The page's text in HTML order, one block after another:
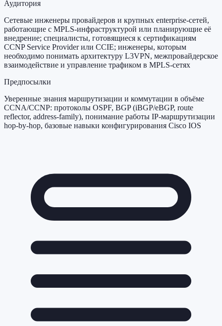
Аудитория
Сетевые инженеры провайдеров и крупных enterprise-сетей,
работающие с MPLS-инфраструктурой или планирующие её
внедрение; специалисты, готовящиеся к сертификациям
CCNP Service Provider или CCIE; инженеры, которым
необходимо понимать архитектуру L3VPN, межпровайдерское
взаимодействие и управление трафиком в MPLS-сетях
Предпосылки
Уверенные знания маршрутизации и коммутации в объёме
CCNA/CCNP: протоколы OSPF, BGP (iBGP/eBGP, route
reflector, address-family), понимание работы IP-маршрутизации
hop-by-hop, базовые навыки конфигурирования Cisco IOS